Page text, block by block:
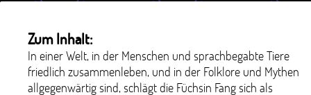
Zum Inhalt:
In einer Welt, in der Menschen und sprachbegabte Tiere
friedlich zusammenleben, und in der Folklore und Mythen
allgegenwärtig sind, schlägt die Füchsin Fang sich als